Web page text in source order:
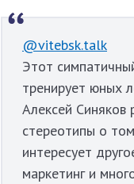
@vitebsk.talk
Этот
тренирует юных
Алексей Синяков
стереотипы о
интересует
маркетинг и